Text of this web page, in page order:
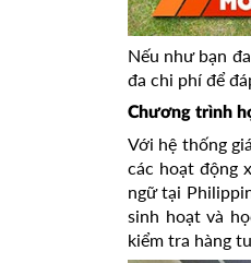
Nếu như bạn
đa chi phí để
Chương trình
Với hệ thống
các hoạt động
ngữ tại
sinh hoạt và
kiểm tra hàng